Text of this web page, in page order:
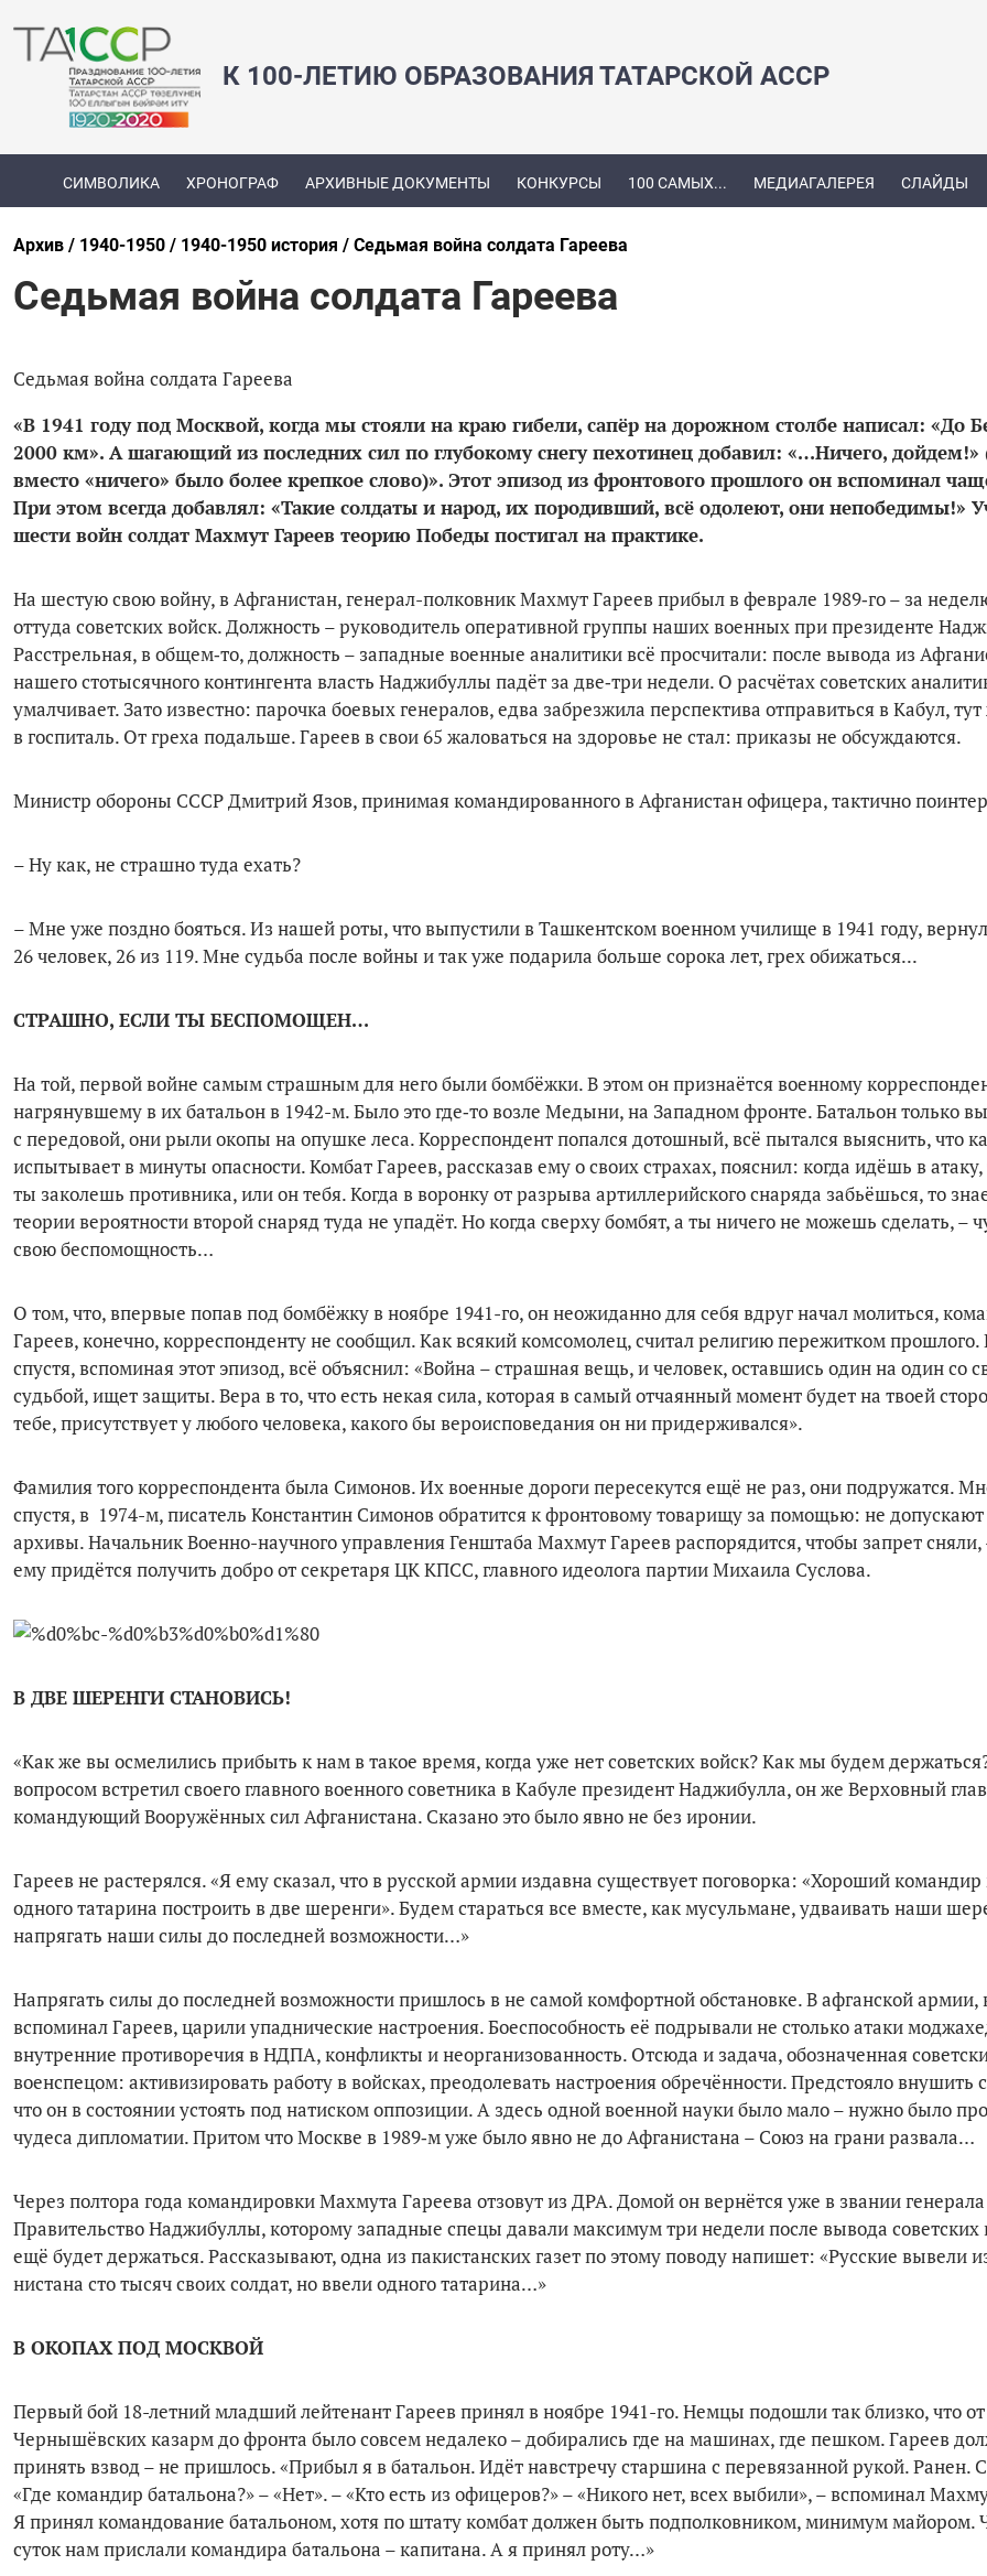
К 100-ЛЕТИЮ ОБРАЗОВАНИЯ ТАТАРСКОЙ АССР
СИМВОЛИКА ХРОНОГРАФ АРХИВНЫЕ ДОКУМЕНТЫ КОНКУРСЫ 100 САМЫХ... МЕДИАГАЛЕРЕЯ СЛАЙДЫ
Архив 1940-1950 1940-1950 история Седьмая война солдата Гареева
Седьмая война солдата Гареева
Седьмая война солдата Гареева
«В 1941 году под Москвой, когда мы стояли на краю гибели, сапёр на дорожном столбе написал: «До
2000 км». А шагающий из последних сил по глубокому снегу пехотинец добавил: «…Ничего, дойдем!»
вместо «ничего» было более крепкое слово)». Этот эпизод из фронтового прошлого он вспоминал
При этом всегда добавлял: «Такие солдаты и народ, их породивший, всё одолеют, они непобедимы!»
шести войн солдат Махмут Гареев теорию Победы постигал на практике.
На шестую свою войну, в Афганистан, генерал-полковник Махмут Гареев прибыл в феврале 1989‑го – за
оттуда советских войск. Должность – руководитель оперативной группы наших военных при президенте
Расстрельная, в общем‑то, должность – западные военные аналитики всё просчитали: после вывода из
нашего стотысячного контингента власть Наджибуллы падёт за две‑три недели. О расчётах советских
умалчивает. Зато известно: парочка боевых генералов, едва забрезжила перспектива отправиться в Кабул, тут
в госпиталь. От греха подальше. Гареев в свои 65 жаловаться на здоровье не стал: приказы не обсуждаются.
Министр обороны СССР Дмитрий Язов, принимая командированного в Афганистан офицера, тактично
– Ну как, не страшно туда ехать?
– Мне уже поздно бояться. Из нашей роты, что выпустили в Ташкентском военном училище в 1941 году,
26 человек, 26 из 119. Мне судьба после войны и так уже подарила больше сорока лет, грех обижаться...
СТРАШНО, ЕСЛИ ТЫ БЕСПОМОЩЕН…
На той, первой войне самым страшным для него были бомбёжки. В этом он признаётся военному
нагрянувшему в их батальон в 1942-м. Было это где‑то возле Медыни, на Западном фронте. Батальон только
с передовой, они рыли окопы на опушке леса. Корреспондент попался дотошный, всё пытался выяснить, что
испытывает в минуты опасности. Комбат Гареев, рассказав ему о своих страхах, пояснил: когда идёшь в атаку,
ты заколешь противника, или он тебя. Когда в воронку от разрыва артиллерийского снаряда забьёшься, то
теории вероятности второй снаряд туда не упадёт. Но когда сверху бомбят, а ты ничего не можешь сделать, –
свою беспомощность…
О том, что, впервые попав под бомбёжку в ноябре 1941-го, он неожиданно для себя вдруг начал молиться,
Гареев, конечно, корреспонденту не сообщил. Как всякий комсомолец, считал религию пережитком прошлого.
спустя, вспоминая этот эпизод, всё объяснил: «Война – страшная вещь, и человек, оставшись один на один со
судьбой, ищет защиты. Вера в то, что есть некая сила, которая в самый отчаянный момент будет на твоей
тебе, присутствует у любого человека, какого бы вероисповедания он ни придерживался».
Фамилия того корреспондента была Симонов. Их военные дороги пересекутся ещё не раз, они подружатся.
спустя, в 1974-м, писатель Константин Симонов обратится к фронтовому товарищу за помощью: не
архивы. Начальник Военно-научного управления Генштаба Махмут Гареев распорядится, чтобы запрет сняли,
ему придётся получить добро от секретаря ЦК КПСС, главного идеолога партии Михаила Суслова.
В ДВЕ ШЕРЕНГИ СТАНОВИСЬ!
«Как же вы осмелились прибыть к нам в такое время, когда уже нет советских войск? Как мы будем
вопросом встретил своего главного военного советника в Кабуле президент Наджибулла, он же Верховный
командующий Вооружённых сил Афга­нистана. Сказано это было явно не без иронии.
Гареев не растерялся. «Я ему сказал, что в русской армии издавна существу­ет поговорка: «Хороший
одного татарина построить в две шеренги». Будем стараться все вместе, как мусульмане, удваивать наши
напрягать наши силы до последней возможности…»
Напрягать силы до последней возмож­ности пришлось в не самой комфортной обстановке. В афганской армии,
вспоминал Гареев, царили упад­нические настроения. Боеспособность её подрывали не столько атаки
внутренние противоречия в НДПА, конфликты и неорганизован­ность. Отсюда и задача, обозначенная
военспецом: активизировать работу в войсках, преодолевать настрое­ния обречённости. Предстояло внушить
что он в состоянии устоять под натиском оппозиции. А здесь одной военной науки было мало – нужно было
чудеса дипломатии. Притом что Москве в 1989‑м уже было явно не до Афганистана – Союз на грани развала…
Через полтора года командировки Махмута Гареева отзовут из ДРА. До­мой он вернётся уже в звании
Правительство Наджибуллы, кото­рому западные спецы давали максимум три недели после вывода советских
ещё будет держаться. Рассказывают, одна из пакистанских газет по этому по­воду напишет: «Русские вывели
нистана сто тысяч своих солдат, но ввели одного татарина…»
В ОКОПАХ ПОД МОСКВОЙ
Первый бой 18-летний младший лейтенант Гареев принял в ноябре 1941-го. Немцы подошли так близко, что
Чернышёвских казарм до фронта было совсем недалеко – до­бирались где на машинах, где пешком. Гареев
принять взвод – не пришлось. «Прибыл я в батальон. Идёт навстречу старшина с перевязан­ной рукой.
«Где командир батальона?» – «Нет». – «Кто есть из офицеров?» – «Никого нет, всех выбили», – вспоминал
Я принял командование батальоном, хотя по штату комбат должен быть под­полковником, минимум майором.
суток нам прислали командира ба­тальона – капитана. А я принял роту…»